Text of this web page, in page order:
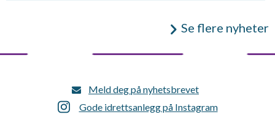
Se flere nyheter
Meld deg på nyhetsbrevet
Gode idrettsanlegg på Instagram